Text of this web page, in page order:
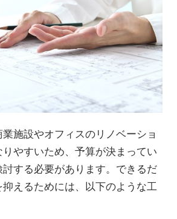
施設やオフィスのリノベーショ
やすいため、予算が決まってい
する必要があります。できるだ
えるためには、以下のような工